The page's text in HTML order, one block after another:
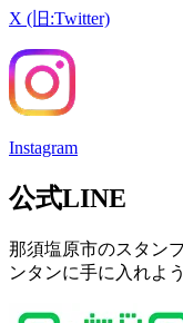
X (旧:Twitter)
Instagram
公式LINE
那須塩原市のスタン
ンタンに手に入れよう